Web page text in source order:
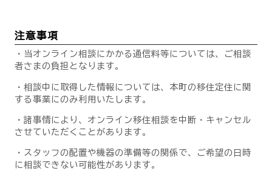
注意事項
・当オンライン相談にかかる通信料等については、ご相談
者さまの負担となります。
・相談中に取得した情報については、本町の移住定住に関
する事業にのみ利用いたします。
・諸事情により、オンライン移住相談を中断・キャンセル
させていただくことがあります。
・スタッフの配置や機器の準備等の関係で、ご希望の日時
に相談できない可能性があります。